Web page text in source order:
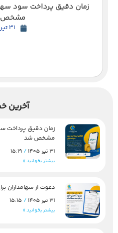
31 تیر 1405
آخرین
مشخص شد
31 تیر 1405
بیشتر بخوانید »
دعوت از سهامداران
31 تیر 1405
بیشتر بخوانید »